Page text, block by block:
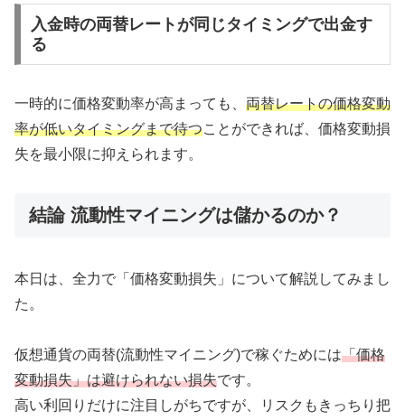
入金時の両替レートが同じタイミングで出金す
る
一時的に価格変動率が高まっても、 両替レートの価格変動
率が低いタイミングまで待つことができれば、価格変動損
失を最小限に抑えられます。
結論 流動性マイニングは儲かるのか？
本日は、全力で「価格変動損失」について解説してみまし
た。
仮想通貨の両替(流動性マイニング)で稼ぐためには「価格
変動損失」は避けられない損失です。
高い利回りだけに注目しがちですが、リスクもきっちり把